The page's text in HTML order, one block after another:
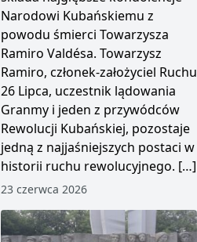
Narodowi Kubańskiemu z
powodu śmierci Towarzysza
Ramiro Valdésa. Towarzysz
Ramiro, członek-założyciel Ruchu
26 Lipca, uczestnik lądowania
Granmy i jeden z przywódców
Rewolucji Kubańskiej, pozostaje
jedną z najjaśniejszych postaci w
historii ruchu rewolucyjnego. […]
23 czerwca 2026